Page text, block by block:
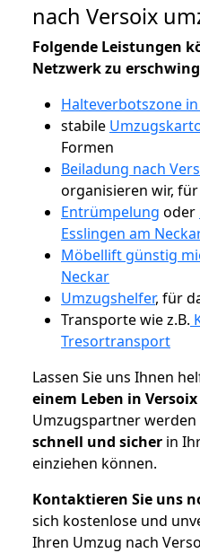
nach Versoix
Folgende Leistungen
Netzwerk zu
Halteverbotszone
stabile
Formen
Beiladung nach
organisieren wir,
Entrümpelung oder
Esslingen am
Möbellift günstig
Neckar
Umzugshelfer, für
Transporte wie z.B.
Tresortransport
Lassen Sie uns Ihnen
einem Leben in
Umzugspartner
schnell und sicher in
einziehen können.
Kontaktieren Sie uns
sich kostenlose und
Ihren Umzug nach